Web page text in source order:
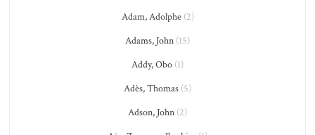
Adam, Adolphe(2)
Adams, John (15)
Addy, Obo (1)
Adès, Thomas (5)
Adson, John (2)